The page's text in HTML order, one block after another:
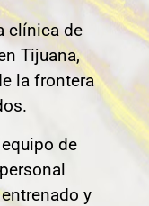
clínica de
Tijuana,
la frontera
de
y